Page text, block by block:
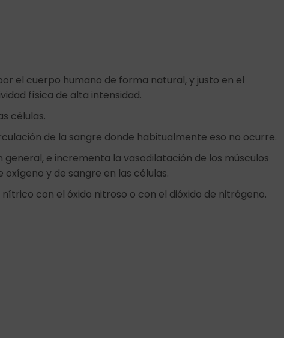
el cuerpo humano de forma natural, y justo en el
física de alta intensidad.
células.
de la sangre donde habitualmente eso no ocurre.
e incrementa la vasodilatación de los músculos
y de sangre en las células.
con el óxido nitroso o con el dióxido de nitrógeno.